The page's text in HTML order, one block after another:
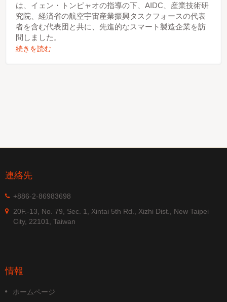
は、イェン・トンピャオの指導の下、AIDC、産業技術研
究院、経済省の航空宇宙産業振興タスクフォースの代表
者を含む代表団と共に、先進的なスマート製造企業を訪
問しました。
続きを読む
連絡先
+886-2-86983698
20F.-13, No. 79, Sec. 1, Xintai 5th Rd., Xizhi Dist., New Taipei
City, 22101, Taiwan
情報
ホームページ